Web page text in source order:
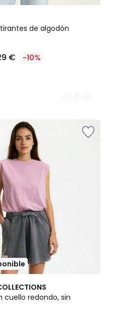
de algodón
€ -10%
cuello redondo, sin